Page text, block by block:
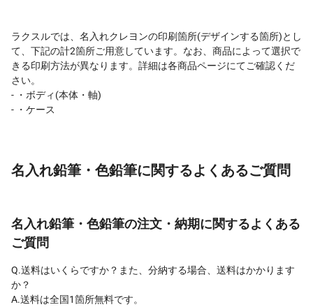
ラクスルでは、名入れクレヨンの印刷箇所(デザインする箇所)とし
て、下記の計2箇所ご用意しています。なお、商品によって選択で
きる印刷方法が異なります。詳細は各商品ページにてご確認くだ
さい。
- ・ボディ(本体・軸)
- ・ケース
名入れ鉛筆・色鉛筆に関するよくあるご質問
名入れ鉛筆・色鉛筆の注文・納期に関するよくある
ご質問
Q.送料はいくらですか？また、分納する場合、送料はかかります
か？
A.送料は全国1箇所無料です。